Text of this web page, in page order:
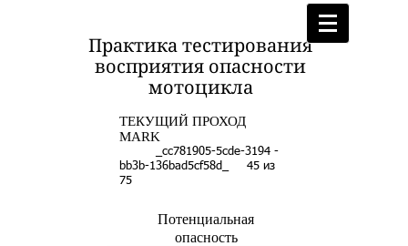
Практика тестирования
восприятия опасности
мотоцикла
ТЕКУЩИЙ ПРОХОД
MARK
_cc781905-5cde-3194 -
bb3b-136bad5cf58d_ 45 из
75
Потенциальная
опасность